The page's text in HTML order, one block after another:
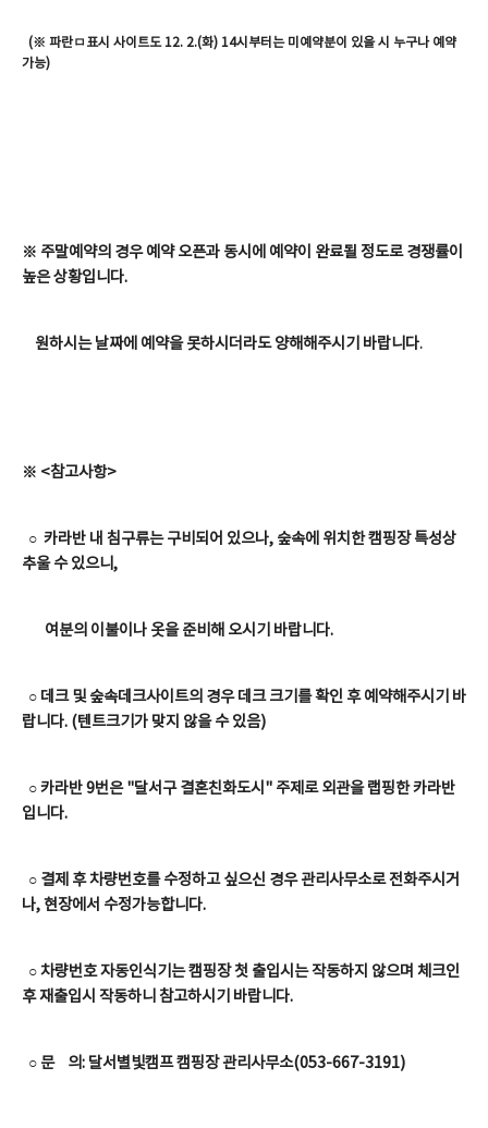
(※ 파란ㅁ표시 사이트도 12. 2.(화) 14시부터는 미예약분이 있을 시 누구나 예약
가능)
※ 주말예약의 경우 예약 오픈과 동시에 예약이 완료될 정도로 경쟁률이
높은 상황입니다.
원하시는 날짜에 예약을 못하시더라도 양해해주시기 바랍니다.
※ <참고사항>
○ 카라반 내 침구류는 구비되어 있으나, 숲속에 위치한 캠핑장 특성상
추울 수 있으니,
여분의 이불이나 옷을 준비해 오시기 바랍니다.
○ 데크 및 숲속데크사이트의 경우 데크 크기를 확인 후 예약해주시기 바
랍니다. (텐트크기가 맞지 않을 수 있음)
○ 카라반 9번은 "달서구 결혼친화도시" 주제로 외관을 랩핑한 카라반
입니다.
○ 결제 후차량번호를 수정하고 싶으신 경우관리사무소로전화주시거
나, 현장에서 수정가능합니다.
○차량번호 자동인식기는 캠핑장 첫 출입시는 작동하지 않으며 체크인
후 재출입시 작동하니 참고하시기 바랍니다.
○ 문 의: 달서별빛캠프 캠핑장 관리사무소(053-667-3191)